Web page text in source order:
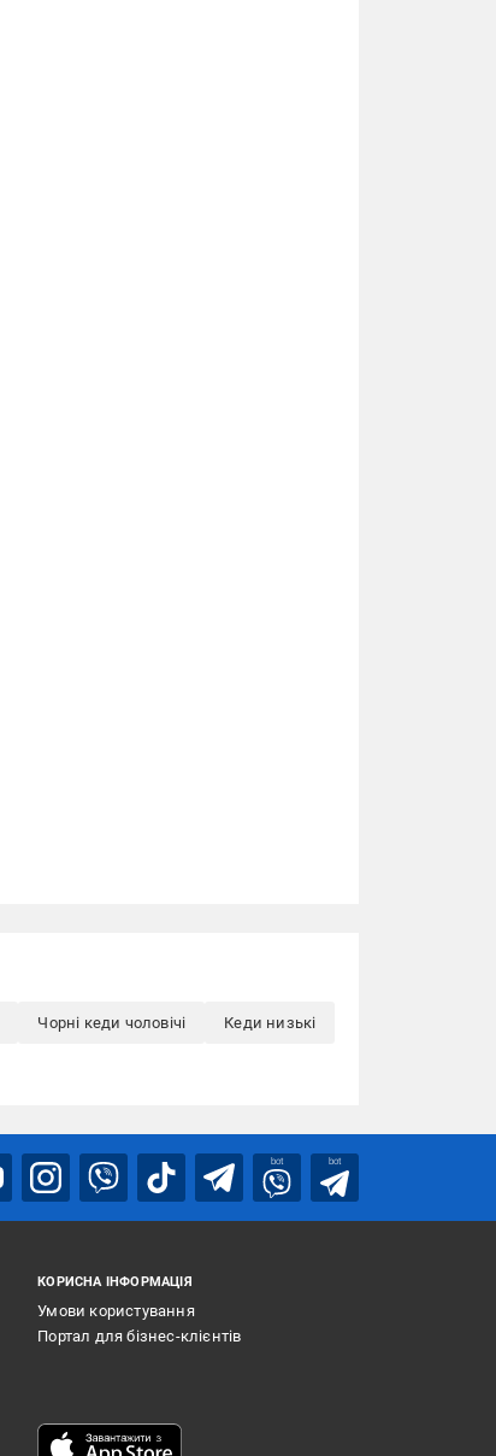
Чорні кеди чоловічі Кеди низькі
bot bot
КОРИСНА ІНФОРМАЦІЯ
Умови користування
Портал для бізнес-клієнтів